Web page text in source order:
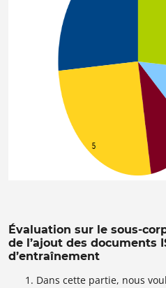
Évaluation sur le sous-
de l’ajout des documents
d’entraînement
Dans cette partie, nous